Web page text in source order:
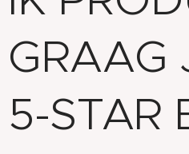
GRAAG
5-STAR